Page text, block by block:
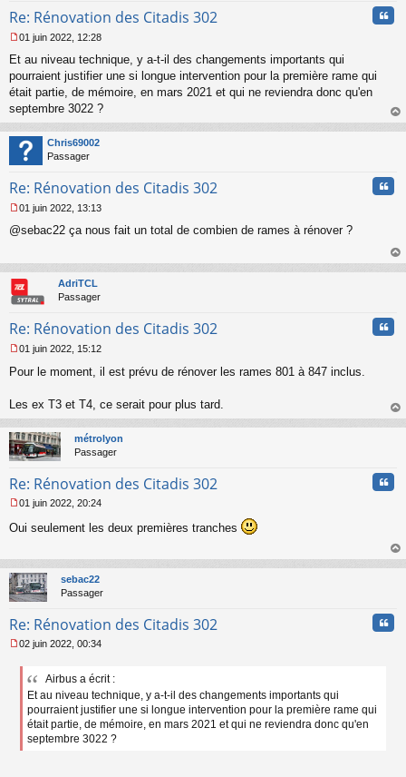
Re: Rénovation des Citadis 302
e
s
s
g
n
o
l
u
01 juin 2022, 12:28
Et au niveau technique, y a-t-il des changements importants qui
pourraient justifier une si longue intervention pour la première rame qui
était partie, de mémoire, en mars 2021 et qui ne reviendra donc qu'en
septembre 3022 ?
au
Chris69002
Passager
Re: Rénovation des Citadis 302
e
a
g
e
o
l
u
01 juin 2022, 13:13
@sebac22 ça nous fait un total de combien de rames à rénover ?
au
AdriTCL
Passager
Re: Rénovation des Citadis 302
e
g
e
n
n
u
01 juin 2022, 15:12
Pour le moment, il est prévu de rénover les rames 801 à 847 inclus.
Les ex T3 et T4, ce serait pour plus tard.
au
métrolyon
Passager
Re: Rénovation des Citadis 302
e
a
g
e
o
l
01 juin 2022, 20:24
Oui seulement les deux premières tranches
au
sebac22
Passager
Re: Rénovation des Citadis 302
e
n
02 juin 2022, 00:34
Airbus a écrit :
Et au niveau technique, y a-t-il des changements importants qui
pourraient justifier une si longue intervention pour la première rame qui
était partie, de mémoire, en mars 2021 et qui ne reviendra donc qu'en
septembre 3022 ?